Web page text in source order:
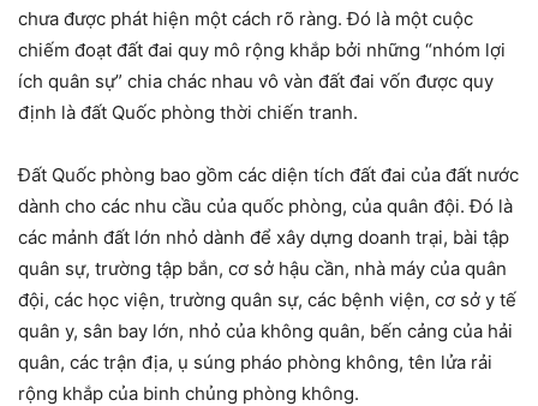
chưa được phát hiện một cách rõ ràng. Đó là một cuộc
chiếm đoạt đất đai quy mô rộng khắp bởi những “nhóm lợi
ích quân sự” chia chác nhau vô vàn đất đai vốn được quy
định là đất Quốc phòng thời chiến tranh.
Đất Quốc phòng bao gồm các diện tích đất đai của đất nước
dành cho các nhu cầu của quốc phòng, của quân đội. Đó là
các mảnh đất lớn nhỏ dành để xây dựng doanh trại, bài tập
quân sự, trường tập bắn, cơ sở hậu cần, nhà máy của quân
đội, các học viện, trường quân sự, các bệnh viện, cơ sở y tế
quân y, sân bay lớn, nhỏ của không quân, bến cảng của hải
quân, các trận địa, ụ súng pháo phòng không, tên lửa rải
rộng khắp của binh chủng phòng không.